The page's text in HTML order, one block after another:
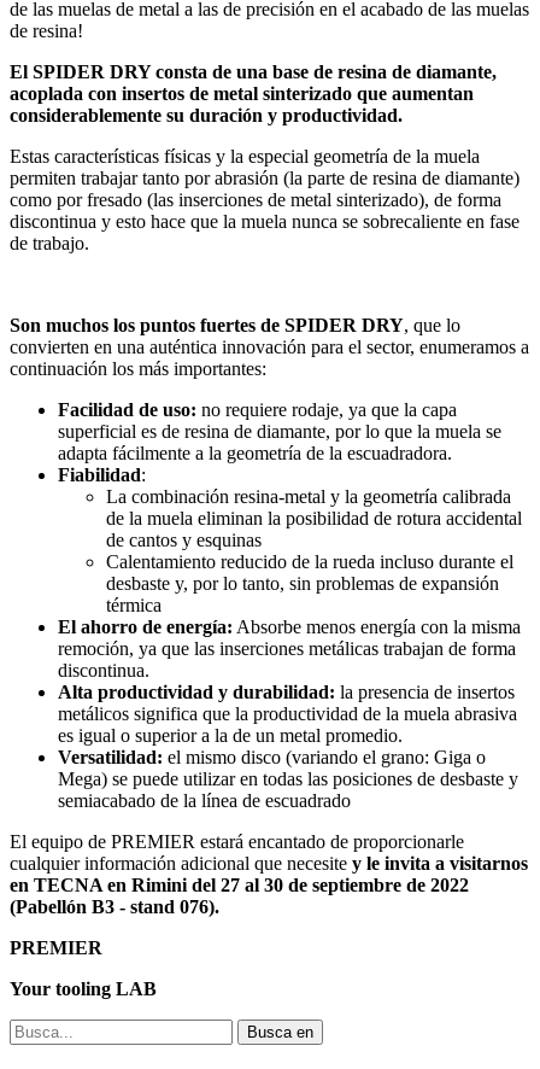
de las muelas de metal a las de precisión en el acabado de las muelas
de resina!
El SPIDER DRY consta de una base de resina de diamante,
acoplada con insertos de metal sinterizado que aumentan
considerablemente su duración y productividad.
Estas características físicas y la especial geometría de la muela
permiten trabajar tanto por abrasión (la parte de resina de diamante)
como por fresado (las inserciones de metal sinterizado), de forma
discontinua y esto hace que la muela nunca se sobrecaliente en fase
de trabajo.
Son muchos los puntos fuertes de SPIDER DRY, que lo
convierten en una auténtica innovación para el sector, enumeramos a
continuación los más importantes:
Facilidad de uso: no requiere rodaje, ya que la capa
superficial es de resina de diamante, por lo que la muela se
adapta fácilmente a la geometría de la escuadradora.
Fiabilidad:
La combinación resina-metal y la geometría calibrada
de la muela eliminan la posibilidad de rotura accidental
de cantos y esquinas
Calentamiento reducido de la rueda incluso durante el
desbaste y, por lo tanto, sin problemas de expansión
térmica
El ahorro de energía: Absorbe menos energía con la misma
remoción, ya que las inserciones metálicas trabajan de forma
discontinua.
Alta productividad y durabilidad: la presencia de insertos
metálicos significa que la productividad de la muela abrasiva
es igual o superior a la de un metal promedio.
Versatilidad: el mismo disco (variando el grano: Giga o
Mega) se puede utilizar en todas las posiciones de desbaste y
semiacabado de la línea de escuadrado
El equipo de PREMIER estará encantado de proporcionarle
cualquier información adicional que necesite y le invita a visitarnos
en TECNA en Rimini del 27 al 30 de septiembre de 2022
(Pabellón B3 - stand 076).
PREMIER
Your tooling LAB
Busca en